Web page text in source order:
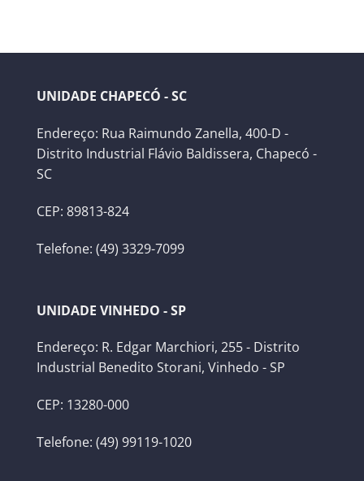
UNIDADE CHAPECÓ - SC
Endereço: Rua Raimundo Zanella, 400-D -
Distrito Industrial Flávio Baldissera, Chapecó -
SC
CEP: 89813-824
Telefone: (49) 3329-7099
UNIDADE VINHEDO - SP
Endereço: R. Edgar Marchiori, 255 - Distrito
Industrial Benedito Storani, Vinhedo - SP
CEP: 13280-000
Telefone: (49) 99119-1020